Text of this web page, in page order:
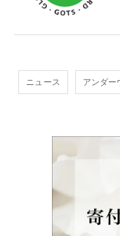
ニュース アンダー